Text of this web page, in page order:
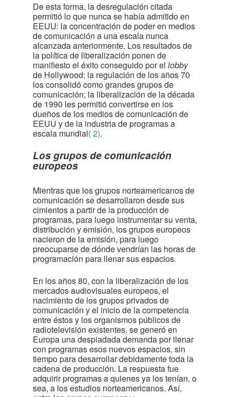
De esta forma, la desregulación citada
permitió lo que nunca se había admitido en
EEUU: la concentración de poder en medios
de comunicación a una escala nunca
alcanzada anteriormente. Los resultados de
la política de liberalización ponen de
manifiesto el éxito conseguido por el lobby
de Hollywood: la regulación de los años 70
los consolidó como grandes grupos de
comunicación; la liberalización de la década
de 1990 les permitió convertirse en los
dueños de los medios de comunicación de
EEUU y de la industria de programas a
escala mundial( 2).
Los grupos de comunicación
europeos
Mientras que los grupos norteamericanos de
comunicación se desarrollaron desde sus
cimientos a partir de la producción de
programas, para luego instrumentar su venta,
distribución y emisión, los grupos europeos
nacieron de la emisión, para luego
preocuparse de dónde vendrían las horas de
programación para llenar sus espacios.
En los años 80, con la liberalización de los
mercados audiovisuales europeos, el
nacimiento de los grupos privados de
comunicación y el inicio de la competencia
entre éstos y los organismos públicos de
radiotelevisión existentes, se generó en
Europa una despiadada demanda por llenar
con programas esos nuevos espacios, sin
tiempo para desarrollar debidamente toda la
cadena de producción. La respuesta fue
adquirir programas a quienes ya los tenían, o
sea, a los estudios norteamericanos. Así,